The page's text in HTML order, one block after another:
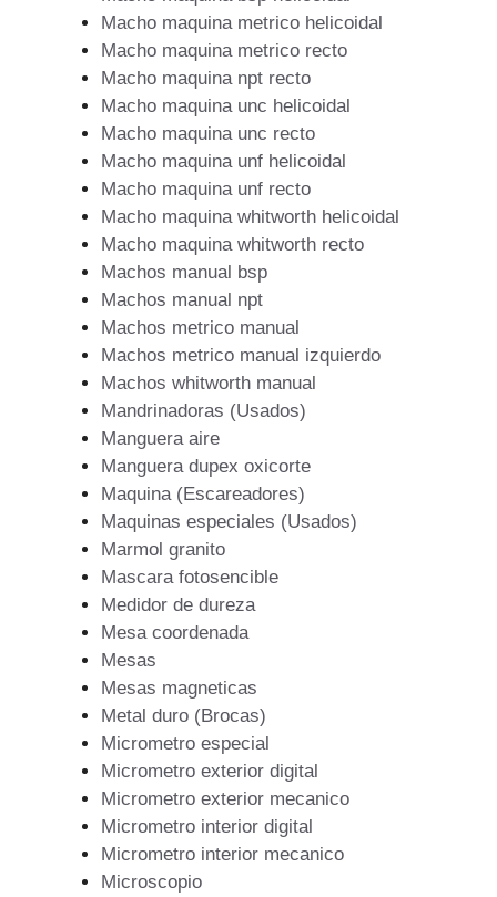
Macho maquina metrico helicoidal
Macho maquina metrico recto
Macho maquina npt recto
Macho maquina unc helicoidal
Macho maquina unc recto
Macho maquina unf helicoidal
Macho maquina unf recto
Macho maquina whitworth helicoidal
Macho maquina whitworth recto
Machos manual bsp
Machos manual npt
Machos metrico manual
Machos metrico manual izquierdo
Machos whitworth manual
Mandrinadoras (Usados)
Manguera aire
Manguera dupex oxicorte
Maquina (Escareadores)
Maquinas especiales (Usados)
Marmol granito
Mascara fotosencible
Medidor de dureza
Mesa coordenada
Mesas
Mesas magneticas
Metal duro (Brocas)
Micrometro especial
Micrometro exterior digital
Micrometro exterior mecanico
Micrometro interior digital
Micrometro interior mecanico
Microscopio